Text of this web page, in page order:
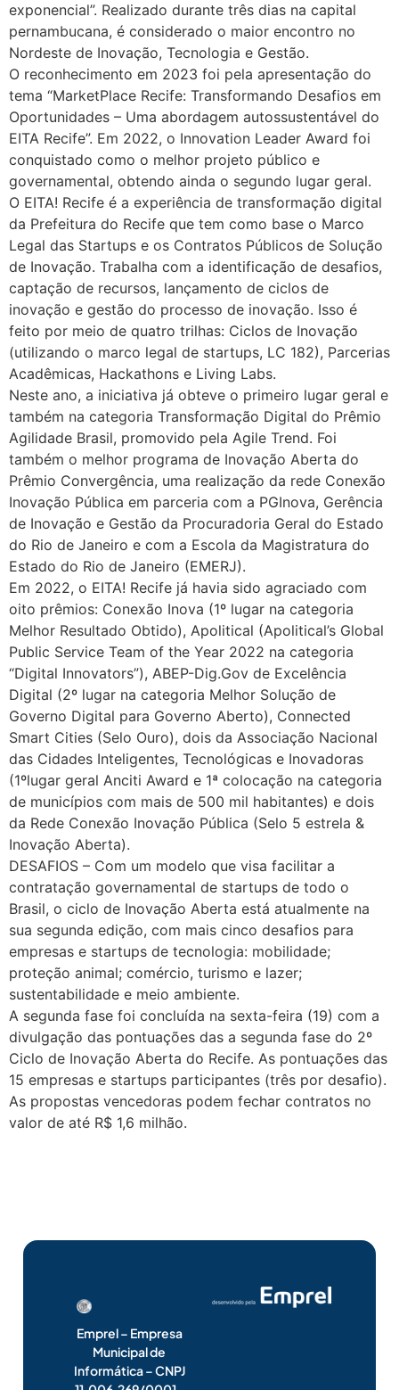
exponencial”. Realizado durante três dias na capital
pernambucana, é considerado o maior encontro no
Nordeste de Inovação, Tecnologia e Gestão.
O reconhecimento em 2023 foi pela apresentação do
tema “MarketPlace Recife: Transformando Desafios em
Oportunidades – Uma abordagem autossustentável do
EITA Recife”. Em 2022, o Innovation Leader Award foi
conquistado como o melhor projeto público e
governamental, obtendo ainda o segundo lugar geral.
O EITA! Recife é a experiência de transformação digital
da Prefeitura do Recife que tem como base o Marco
Legal das Startups e os Contratos Públicos de Solução
de Inovação. Trabalha com a identificação de desafios,
captação de recursos, lançamento de ciclos de
inovação e gestão do processo de inovação. Isso é
feito por meio de quatro trilhas: Ciclos de Inovação
(utilizando o marco legal de startups, LC 182), Parcerias
Acadêmicas, Hackathons e Living Labs.
Neste ano, a iniciativa já obteve o primeiro lugar geral e
também na categoria Transformação Digital do Prêmio
Agilidade Brasil, promovido pela Agile Trend. Foi
também o melhor programa de Inovação Aberta do
Prêmio Convergência, uma realização da rede Conexão
Inovação Pública em parceria com a PGInova, Gerência
de Inovação e Gestão da Procuradoria Geral do Estado
do Rio de Janeiro e com a Escola da Magistratura do
Estado do Rio de Janeiro (EMERJ).
Em 2022, o EITA! Recife já havia sido agraciado com
oito prêmios: Conexão Inova (1º lugar na categoria
Melhor Resultado Obtido), Apolitical (Apolitical’s Global
Public Service Team of the Year 2022 na categoria
“Digital Innovators”), ABEP-Dig.Gov de Excelência
Digital (2º lugar na categoria Melhor Solução de
Governo Digital para Governo Aberto), Connected
Smart Cities (Selo Ouro), dois da Associação Nacional
das Cidades Inteligentes, Tecnológicas e Inovadoras
(1ºlugar geral Anciti Award e 1ª colocação na categoria
de municípios com mais de 500 mil habitantes) e dois
da Rede Conexão Inovação Pública (Selo 5 estrela &
Inovação Aberta).
DESAFIOS – Com um modelo que visa facilitar a
contratação governamental de startups de todo o
Brasil, o ciclo de Inovação Aberta está atualmente na
sua segunda edição, com mais cinco desafios para
empresas e startups de tecnologia: mobilidade;
proteção animal; comércio, turismo e lazer;
sustentabilidade e meio ambiente.
A segunda fase foi concluída na sexta-feira (19) com a
divulgação das pontuações das a segunda fase do 2º
Ciclo de Inovação Aberta do Recife. As pontuações das
15 empresas e startups participantes (três por desafio).
As propostas vencedoras podem fechar contratos no
valor de até R$ 1,6 milhão.
Emprel – Empresa
Municipal de
Informática – CNPJ